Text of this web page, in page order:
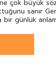
çok büyük
sanır
bir günlük